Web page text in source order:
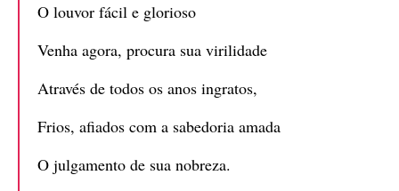
O louvor fácil e glorioso
Venha agora, procura sua virilidade
Através de todos os anos ingratos,
Frios, afiados com a sabedoria amada
O julgamento de sua nobreza.